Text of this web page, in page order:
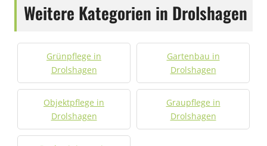
Weitere Kategorien in Drolshagen
Grünpflege in
Drolshagen
Gartenbau in
Drolshagen
Objektpflege in
Drolshagen
Graupflege in
Drolshagen